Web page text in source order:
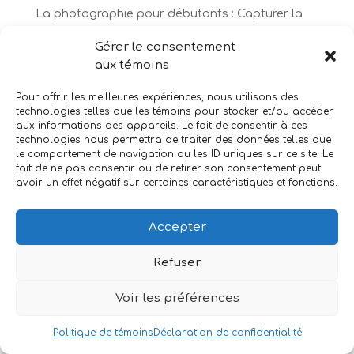
Gérer le consentement
aux témoins
Pour offrir les meilleures expériences, nous utilisons des
technologies telles que les témoins pour stocker et/ou accéder
aux informations des appareils. Le fait de consentir à ces
technologies nous permettra de traiter des données telles que
le comportement de navigation ou les ID uniques sur ce site. Le
fait de ne pas consentir ou de retirer son consentement peut
avoir un effet négatif sur certaines caractéristiques et fonctions.
Accepter
Refuser
Voir les préférences
Politique de témoins Déclaration de confidentialité
La photographie pour débutants : Capturer la
Recent Comments
Aucun commentaire à afficher.
Copyright: Jonathan L’Heureux